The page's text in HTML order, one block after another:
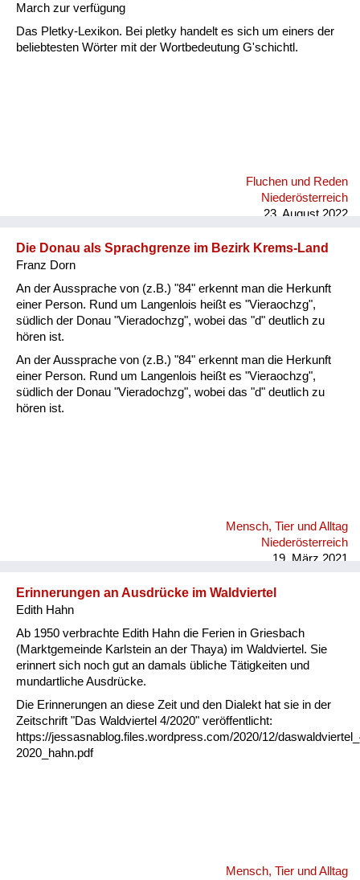
March zur verfügung
Das Pletky-Lexikon. Bei pletky handelt es sich um einers der
beliebtesten Wörter mit der Wortbedeutung G'schichtl.
Fluchen und Reden
Niederösterreich
23. August 2022
Die Donau als Sprachgrenze im Bezirk Krems-Land
Franz Dorn
An der Aussprache von (z.B.) "84" erkennt man die Herkunft
einer Person. Rund um Langenlois heißt es "Vieraochzg",
südlich der Donau "Vieradochzg", wobei das "d" deutlich zu
hören ist.
An der Aussprache von (z.B.) "84" erkennt man die Herkunft
einer Person. Rund um Langenlois heißt es "Vieraochzg",
südlich der Donau "Vieradochzg", wobei das "d" deutlich zu
hören ist.
Mensch, Tier und Alltag
Niederösterreich
19. März 2021
Erinnerungen an Ausdrücke im Waldviertel
Edith Hahn
Ab 1950 verbrachte Edith Hahn die Ferien in Griesbach
(Marktgemeinde Karlstein an der Thaya) im Waldviertel. Sie
erinnert sich noch gut an damals übliche Tätigkeiten und
mundartliche Ausdrücke.
Die Erinnerungen an diese Zeit und den Dialekt hat sie in der
Zeitschrift "Das Waldviertel 4/2020" veröffentlicht:
https://jessasnablog.files.wordpress.com/2020/12/
2020_hahn.pdf
Mensch, Tier und Alltag